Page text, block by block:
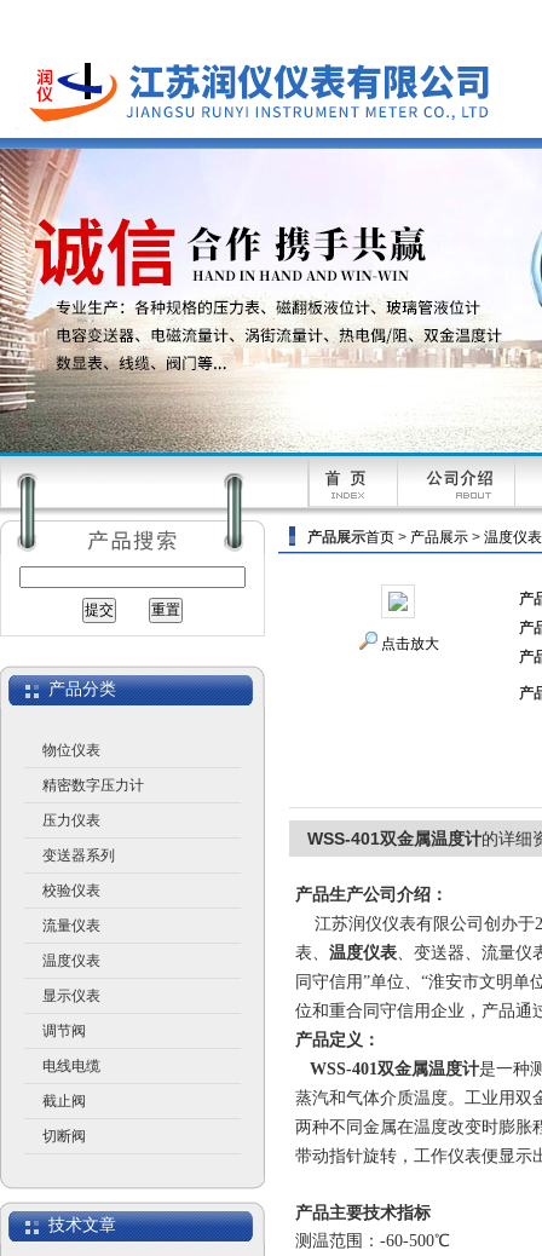
产品分类
物位仪表
精密数字压力计
压力仪表
变送器系列
校验仪表
流量仪表
温度仪表
显示仪表
调节阀
电线电缆
截止阀
切断阀
技术文章
产品展示首页 > 产品展示 > 温度仪表
点击放大
产
产
产
产
WSS-401双金属温度计的详细
产品生产公司介绍：
江苏润仪仪表有限公司创办于
表、 温度仪表、变送器、流量仪
同守信用”单位、“淮安市文明
位和重合同守信用企业，产品通
产品定义：
WSS-401双金属温度计是一种
蒸汽和气体介质温度。工业用双
两种不同金属在温度改变时膨胀
带动指针旋转，工作仪表便显示
产品主要技术指标
测温范围：-60-500℃